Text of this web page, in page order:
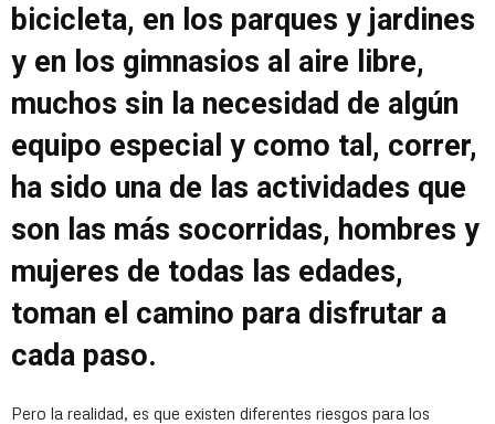
bicicleta, en los parques y jardines
y en los gimnasios al aire libre,
muchos sin la necesidad de algún
equipo especial y como tal, correr,
ha sido una de las actividades que
son las más socorridas, hombres y
mujeres de todas las edades,
toman el camino para disfrutar a
cada paso.
Pero la realidad, es que existen diferentes riesgos para los